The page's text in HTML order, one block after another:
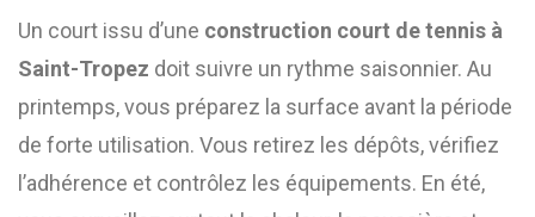
Un court issu d’une construction court de tennis à
Saint-Tropez doit suivre un rythme saisonnier. Au
printemps, vous préparez la surface avant la période
de forte utilisation. Vous retirez les dépôts, vérifiez
l’adhérence et contrôlez les équipements. En été,